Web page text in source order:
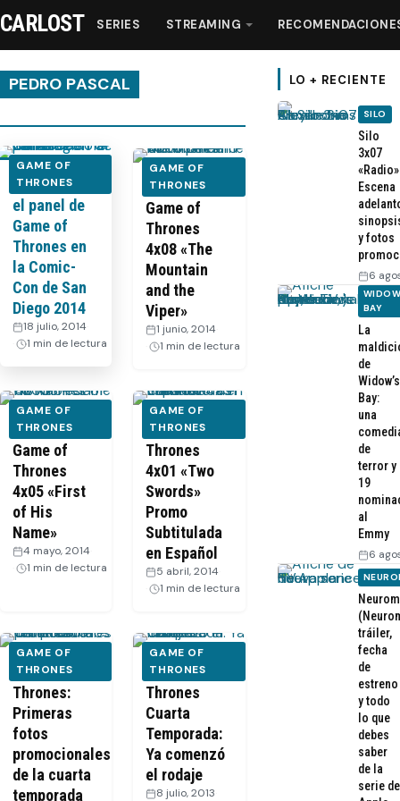
Streaming
Recomendaciones
Videos
Webisodios
CARLOST SERIES STREAMING
PEDRO PASCAL
GAME OF
THRONES
Confirmado
el panel de
Game of
Thrones en
la Comic-
Con de San
Diego 2014
18 julio, 2014
1 min de lectura
GAME OF
THRONES
FOTOS –
Game of
Thrones
4x08 «The
Mountain
and the
Viper»
1 junio, 2014
1 min de lectura
GAME OF
THRONES
FOTOS –
Game of
Thrones
4x05 «First
of His
Name»
4 mayo, 2014
1 min de lectura
GAME OF
THRONES
Game of
Thrones
4x01 «Two
Swords»
Promo
Subtitulada
en Español
5 abril, 2014
1 min de lectura
GAME OF
THRONES
Game of
Thrones:
Primeras
fotos
promocionales
de la cuarta
temporada
GAME OF
THRONES
Game of
Thrones
Cuarta
Temporada:
Ya comenzó
el rodaje
8 julio, 2013
LO + RECIENTE
SILO
Silo
3x07
Escena
y fotos
6
BAY
La
de
Widow’s
Bay:
una
de
terror y
19
al
Emmy
6
tráiler,
fecha
de
estreno
y todo
lo que
debes
saber
de la
serie de